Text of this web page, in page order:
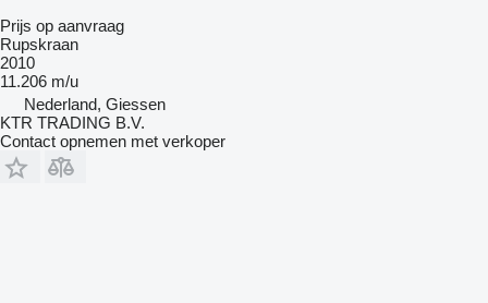
Prijs op aanvraag
Rupskraan
2010
11.206 m/u
Nederland, Giessen
KTR TRADING B.V.
Contact opnemen met verkoper